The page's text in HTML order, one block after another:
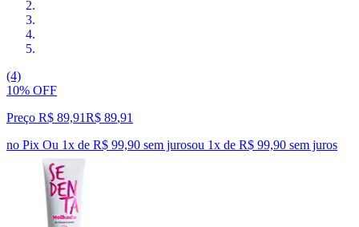
(4)
10% OFF
Preço R$ 89,91R$ 89,91
no Pix Ou 1x de R$ 99,90 sem jurosou 1x de R$ 99,90 sem juros